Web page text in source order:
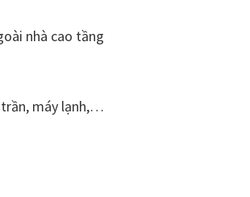
nhà cao tầng
máy lạnh,…